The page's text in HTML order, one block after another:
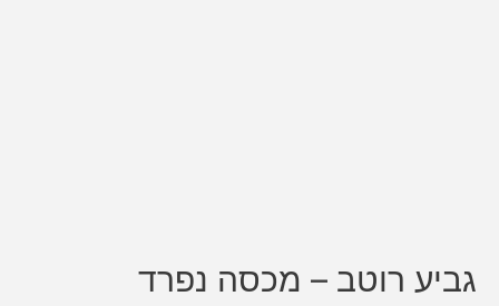
גביע רוטב – מכסה נפרד